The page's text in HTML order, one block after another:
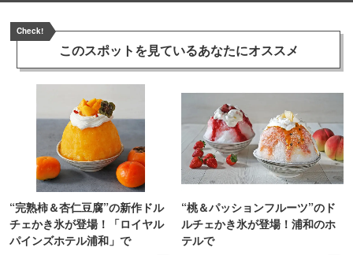
Check!
このスポットを見ているあなたにオススメ
“完熟柿＆杏仁豆腐”の新作ドル
チェかき氷が登場！「ロイヤル
パインズホテル浦和」で
“桃＆パッションフルーツ”のド
ルチェかき氷が登場！浦和のホ
テルで